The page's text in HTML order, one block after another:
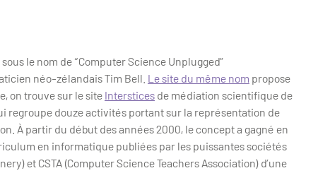
le nom de “Computer Science Unplugged”
néo-zélandais Tim Bell. Le site du même nom propose
on trouve sur le site Intersticesde médiation scientifique de
regroupe douze activités portant sur la représentation de
À partir du début des années 2000, le concept a gagné en
en informatique publiées par les puissantes sociétés
et CSTA (Computer Science Teachers Association) d’une